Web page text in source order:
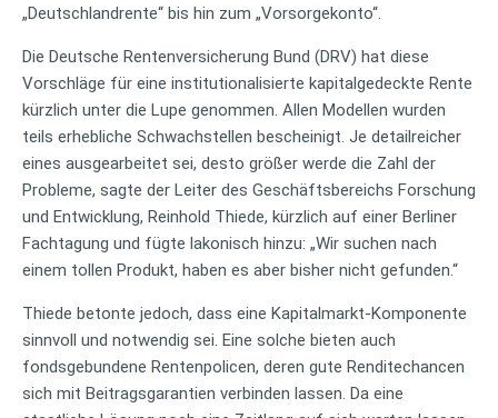
„Deutschlandrente“ bis hin zum „Vorsorgekonto“.
Die Deutsche Rentenversicherung Bund (DRV) hat diese
Vorschläge für eine institutionalisierte kapitalgedeckte Rente
kürzlich unter die Lupe genommen. Allen Modellen wurden
teils erhebliche Schwachstellen bescheinigt. Je detailreicher
eines ausgearbeitet sei, desto größer werde die Zahl der
Probleme, sagte der Leiter des Geschäftsbereichs Forschung
und Entwicklung, Reinhold Thiede, kürzlich auf einer Berliner
Fachtagung und fügte lakonisch hinzu: „Wir suchen nach
einem tollen Produkt, haben es aber bisher nicht gefunden.“
Thiede betonte jedoch, dass eine Kapitalmarkt-Komponente
sinnvoll und notwendig sei. Eine solche bieten auch
fondsgebundene Rentenpolicen, deren gute Renditechancen
sich mit Beitragsgarantien verbinden lassen. Da eine